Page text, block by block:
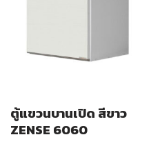
ตู้แขวนบานเปิด สีขาว
ZENSE 6060